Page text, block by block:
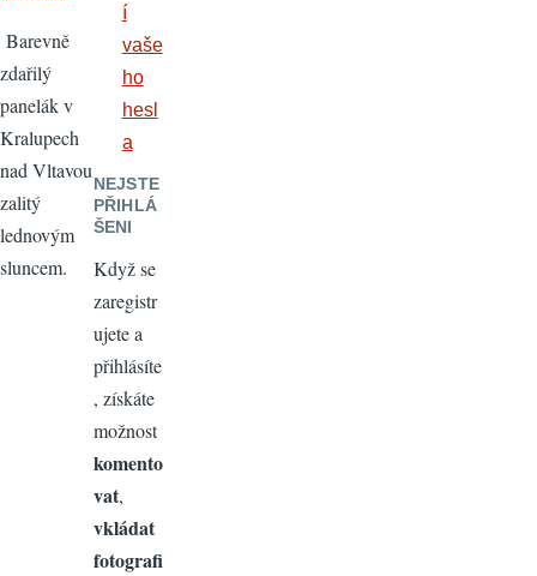
Barevně
zdařilý
panelák v
Kralupech
nad Vltavou
zalitý
lednovým
sluncem.
í
vaše
ho
hesl
a
NEJSTE
PŘIHLÁ
ŠENI
Když se
zaregistr
ujete a
přihlásíte
, získáte
možnost
komento
vat,
vkládat
fotografi